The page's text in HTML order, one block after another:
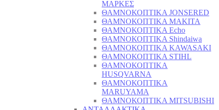
ΜΑΡΚΕΣ
ΘΑΜΝΟΚΟΠΤΙΚΑ JONSERED
ΘΑΜΝΟΚΟΠΤΙΚΑ MAKITA
ΘΑΜΝΟΚΟΠΤΙΚΑ Echo
ΘΑΜΝΟΚΟΠΤΙΚΑ Shindaiwa
ΘΑΜΝΟΚΟΠΤΙΚΑ KAWASAKI
ΘΑΜΝΟΚΟΠΤΙΚΑ STIHL
ΘΑΜΝΟΚΟΠΤΙΚΑ
HUSQVARNA
ΘΑΜΝΟΚΟΠΤΙΚΑ
MARUYAMA
ΘΑΜΝΟΚΟΠΤΙΚΑ MITSUBISHI